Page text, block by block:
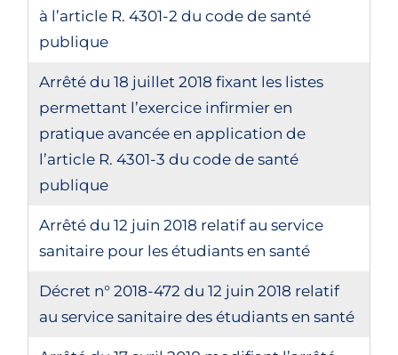
à l’article R. 4301-2 du code de santé
publique
Arrêté du 18 juillet 2018 fixant les listes
permettant l’exercice infirmier en
pratique avancée en application de
l’article R. 4301-3 du code de santé
publique
Arrêté du 12 juin 2018 relatif au service
sanitaire pour les étudiants en santé
Décret n° 2018-472 du 12 juin 2018 relatif
au service sanitaire des étudiants en santé